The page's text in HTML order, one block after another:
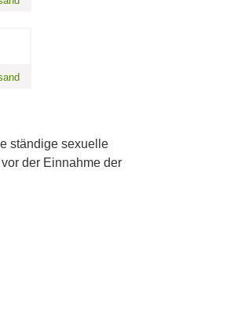
ständige sexuelle
der Einnahme der